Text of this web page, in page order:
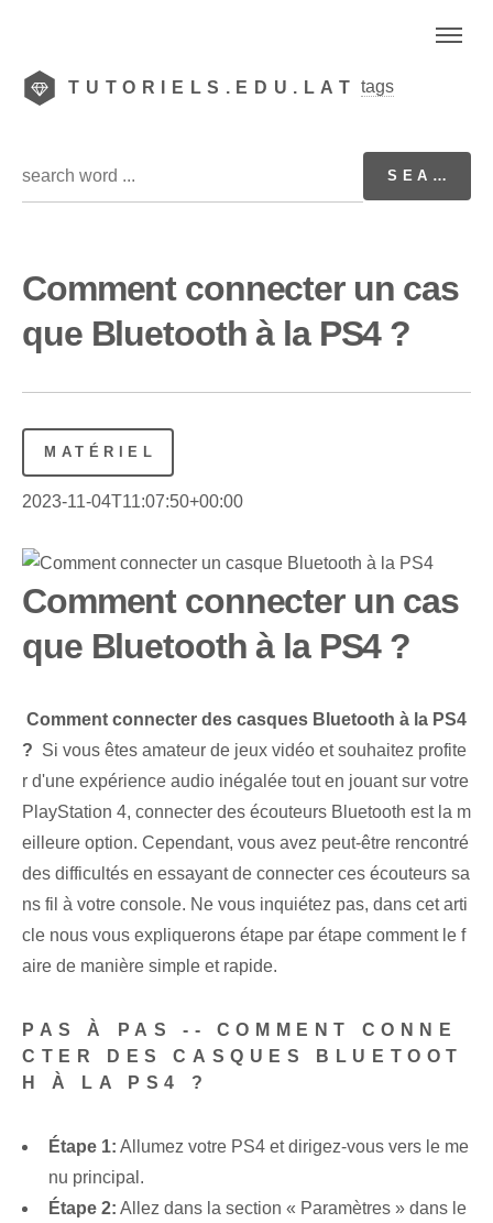
TUTORIELS.EDU.LAT tags
Comment connecter un cas
que Bluetooth à la PS4 ?
MATÉRIEL
2023-11-04T11:07:50+00:00
Comment connecter un cas
que Bluetooth à la PS4 ?
Comment connecter des casques Bluetooth à la PS4
? ⁢ Si vous êtes amateur de jeux vidéo et souhaitez profite
r d'une expérience audio inégalée tout en jouant sur votre
PlayStation 4, connecter des écouteurs Bluetooth est la m
eilleure option. Cependant, vous avez peut-être rencontré
des difficultés en essayant de connecter ces écouteurs sa
ns fil à votre console. Ne vous inquiétez pas, dans cet arti
cle nous vous expliquerons étape par étape comment le f
aire de manière simple et rapide.
PAS À PAS -- COMMENT CONNE
CTER DES CASQUES BLUETOOT
H À LA PS4 ?
Étape 1: Allumez votre PS4 et dirigez-vous vers le me
nu principal.
Étape 2: Allez dans la section « Paramètres » dans le